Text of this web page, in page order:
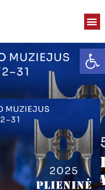
Open toolbar